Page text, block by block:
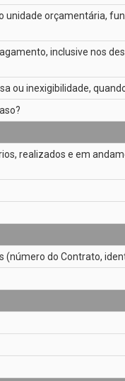
orçamentária,
inclusive nos
ou inexigibilidade,
realizados e em
do Contrato,